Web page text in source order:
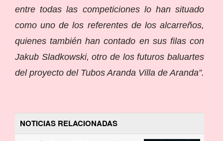
entre todas las competiciones lo han situado
como uno de los referentes de los alcarreños,
quienes también han contado en sus filas con
Jakub Sladkowski, otro de los futuros baluartes
del proyecto del Tubos Aranda Villa de Aranda”.
NOTICIAS RELACIONADAS